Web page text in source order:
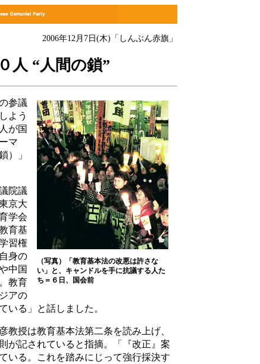
2006年12月7日(木) 「しんぶん赤旗」
人 “人間の鎖”
（写真）「教育基本法の改悪は許さな
い」と、キャンドルを手に抗議する人た
ち＝６日、国会前
参議
よう
が国
マ
）」
院議
京大
学会
育基
習権
身の
中国
教育
アの
いる」と話しました。
授は教育基本法第二条を読み上げ、
が記されていると指摘。「『改正』案
いる。これを踏みにじって強行採決す